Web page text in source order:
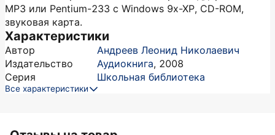
МР3 или Pentium-233 c Windows 9x-XP, CD-ROM,
звуковая карта.
Характеристики
Автор
Андреев Леонид Николаевич
Издательство
Аудиокнига, 2008
Серия
Школьная библиотека
Все характеристики